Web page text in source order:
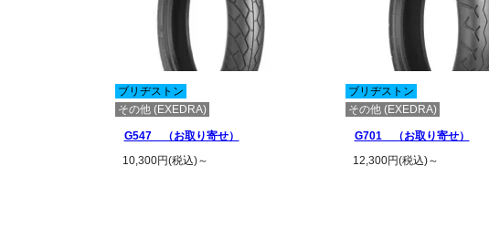
ブリヂストン
その他 (EXEDRA)
G547 （お取り寄せ）
10,300円(税込)～
ブリヂストン
その他 (EXEDRA)
G701 （お取り寄せ）
12,300円(税込)～